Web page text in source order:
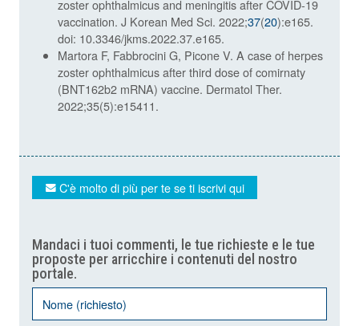
zoster ophthalmicus and meningitis after COVID-19
vaccination. J Korean Med Sci. 2022;37(20):e165.
doi: 10.3346/jkms.2022.37.e165.
Martora F, Fabbrocini G, Picone V. A case of herpes
zoster ophthalmicus after third dose of comirnaty
(BNT162b2 mRNA) vaccine. Dermatol Ther.
2022;35(5):e15411.
C'è molto di più per te se ti iscrivi qui
Mandaci i tuoi commenti, le tue richieste e le tue
proposte per arricchire i contenuti del nostro
portale.